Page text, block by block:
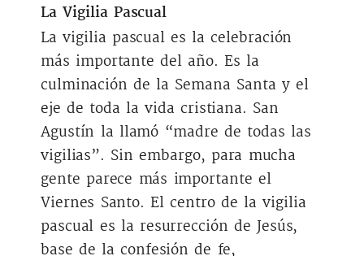
La Vigilia Pascual
La vigilia pascual es la celebración
más importante del año. Es la
culminación de la Semana Santa y el
eje de toda la vida cristiana. San
Agustín la llamó “madre de todas las
vigilias”. Sin embargo, para mucha
gente parece más importante el
Viernes Santo. El centro de la vigilia
pascual es la resurrección de Jesús,
base de la confesión de fe,